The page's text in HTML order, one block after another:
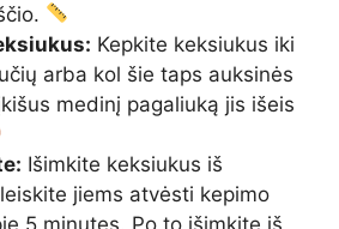
Kepkite keksiukus iki
arba kol šie taps auksinės
medinį pagaliuką jis išeis
Išimkite keksiukus iš
jiems atvėsti kepimo
5 minutes. Po to išimkite iš